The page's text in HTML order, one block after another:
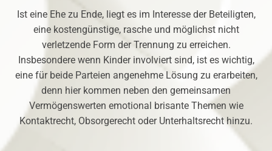
Ist eine Ehe zu Ende, liegt es im Interesse der Beteiligten,
eine kostengünstige, rasche und möglichst nicht
verletzende Form der Trennung zu erreichen.
Insbesondere wenn Kinder involviert sind, ist es wichtig,
eine für beide Parteien angenehme Lösung zu erarbeiten,
denn hier kommen neben den gemeinsamen
Vermögenswerten emotional brisante Themen wie
Kontaktrecht, Obsorgerecht oder Unterhaltsrecht hinzu.